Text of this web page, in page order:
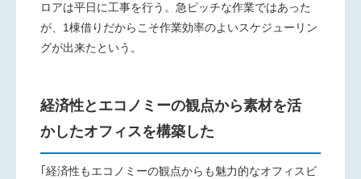
ロアは平日に工事を行う。急ピッチな作業ではあった
が、1棟借りだからこそ作業効率のよいスケジューリン
グが出来たという。
経済性とエコノミーの観点から素材を活
かしたオフィスを構築した
｢経済性もエコノミーの観点からも魅力的なオフィスビ